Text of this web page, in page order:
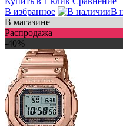
В избранное
В
В магазине
Распродажа
-40%